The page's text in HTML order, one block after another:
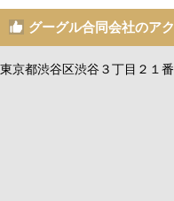
グーグル合同会社のア
東京都渋谷区渋谷３丁目２１